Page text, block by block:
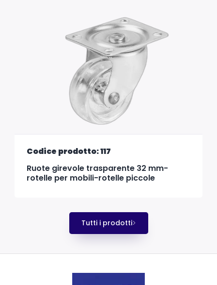
Codice prodotto: 117
Ruote girevole trasparente 32 mm-
rotelle per mobili-rotelle piccole
Tutti i prodotti